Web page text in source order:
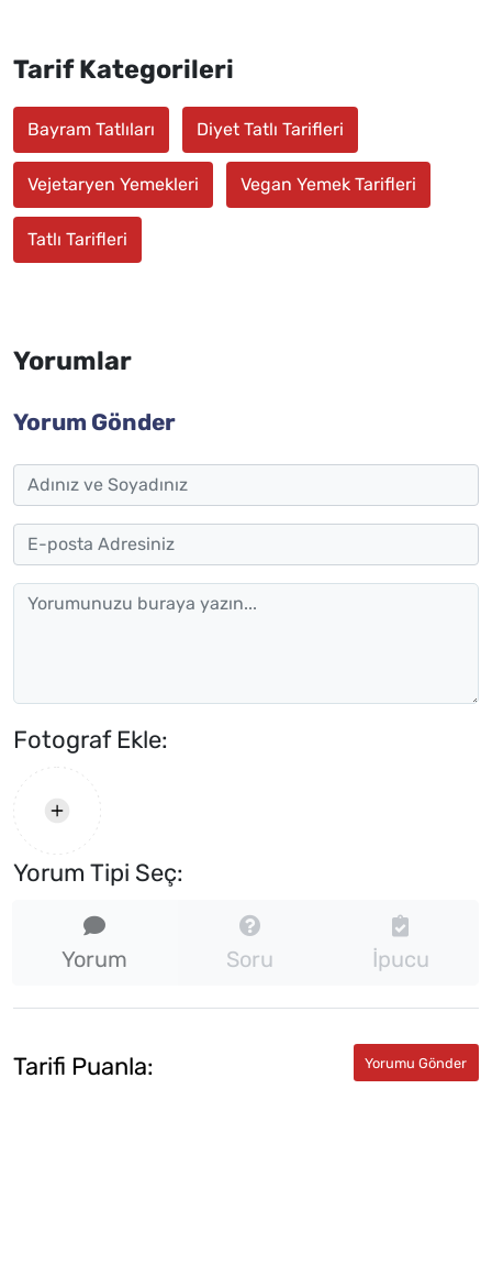
Tarif Kategorileri
Bayram Tatlıları Diyet Tatlı Tarifleri
Vejetaryen Yemekleri Vegan Yemek Tarifleri
Tatlı Tarifleri
Yorumlar
Yorum Gönder
Fotograf Ekle:
Yorum Tipi Seç:
Yorum Soru İpucu
Tarifi Puanla: